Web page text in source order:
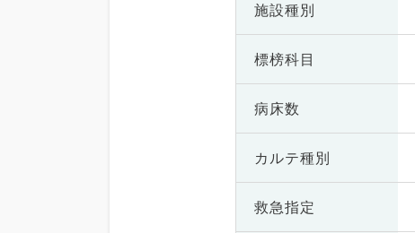
施設種別
標榜科目
病床数
カルテ種別
救急指定